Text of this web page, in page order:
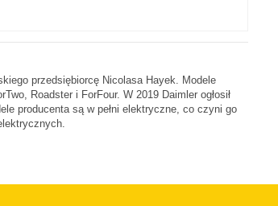
przedsiębiorcę Nicolasa Hayek. Modele
Roadster i ForFour. W 2019 Daimler ogłosił
producenta są w pełni elektryczne, co czyni go